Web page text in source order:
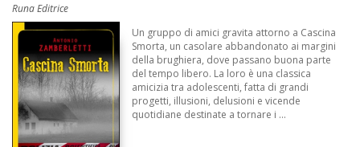
Runa Editrice
Un gruppo di amici gravita attorno a Cascina
Smorta, un casolare abbandonato ai margini
della brughiera, dove passano buona parte
del tempo libero. La loro è una classica
amicizia tra adolescenti, fatta di grandi
progetti, illusioni, delusioni e vicende
quotidiane destinate a tornare i ...